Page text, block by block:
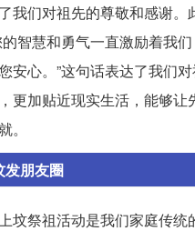
我们对祖先的尊敬和感谢。
智慧和勇气一直激励着我
安心。”这句话表达了我们
更加贴近现实生活，能够让
。
发朋友圈
坟祭祖活动是我们家庭传统